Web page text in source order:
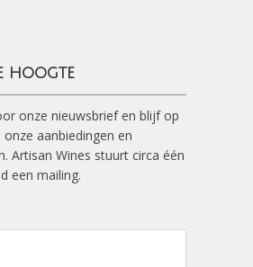
hoogte
onze nieuwsbrief en blijf op
aanbiedingen en
Artisan Wines stuurt circa één
een mailing.